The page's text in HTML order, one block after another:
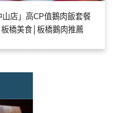
店」高CP值鵝肉飯套餐
橋美食│板橋鵝肉推薦